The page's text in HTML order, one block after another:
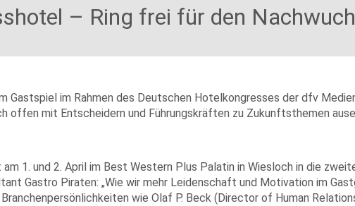
– Ring frei für den
Gastspiel im Rahmen des Deutschen Hotelkongresses der dfv
offen mit Entscheidern und Führungskräften zu Zukunftsthemen
1. und 2. April im Best Western Plus Palatin in Wiesloch in die
Gastro Piraten: „Wie wir mehr Leidenschaft und Motivation im
wie Olaf P. Beck (Director of Human